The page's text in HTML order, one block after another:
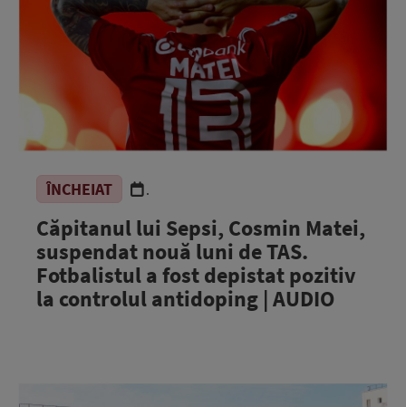
ÎNCHEIAT .
Căpitanul lui Sepsi, Cosmin Matei,
suspendat nouă luni de TAS.
Fotbalistul a fost depistat pozitiv
la controlul antidoping | AUDIO